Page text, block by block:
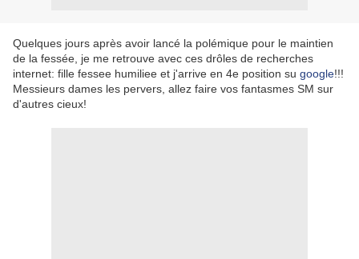
Quelques jours après avoir lancé la polémique pour le maintien
de la fessée, je me retrouve avec ces drôles de recherches
internet: fille fessee humiliee et j'arrive en 4e position su google!!!
Messieurs dames les pervers, allez faire vos fantasmes SM sur
d'autres cieux!